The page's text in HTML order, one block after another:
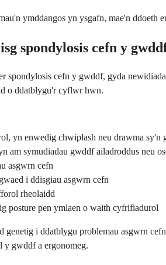
ymddangos yn ysgafn, mae'n
spondylosis cefn y
spondylosis cefn y gwddf, gyda
o ddatblygu'r cyflwr hwn.
yn enwedig chwiplash neu drawma sy'n
am symudiadau gwddf ailadroddus neu
asgwrn cefn
i ddisgiau asgwrn cefn
rheolaidd
posture pen ymlaen o waith cyfrifiadurol
genetig i ddatblygu problemau asgwrn
gwddf a ergonomeg.